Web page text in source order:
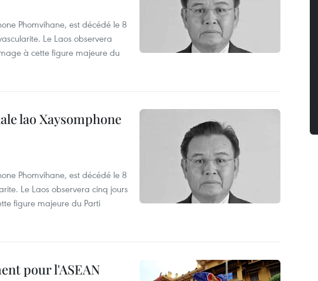
Phomvihane, est décédé le 8
Le Laos observera
à cette figure majeure du
lao Xaysomphone
Phomvihane, est décédé le 8
Le Laos observera cinq jours
figure majeure du Parti
pour l'ASEAN